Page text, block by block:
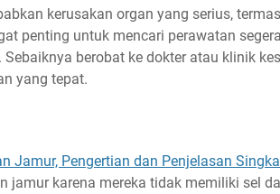
kerusakan organ yang serius,
penting untuk mencari perawatan
berobat ke dokter atau klinik
yang tepat.
Jamur, Pengertian dan Penjelasan
jamur karena mereka tidak memiliki sel